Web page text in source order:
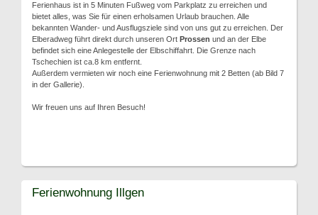
Ferienhaus ist in 5 Minuten Fußweg vom Parkplatz zu erreichen und
bietet alles, was Sie für einen erholsamen Urlaub brauchen. Alle
bekannten Wander- und Ausflugsziele sind von uns gut zu erreichen. Der
Elberadweg führt direkt durch unseren Ort Prossen und an der Elbe
befindet sich eine Anlegestelle der Elbschiffahrt. Die Grenze nach
Tschechien ist ca.8 km entfernt.
Außerdem vermieten wir noch eine Ferienwohnung mit 2 Betten (ab Bild 7
in der Gallerie).
Wir freuen uns auf Ihren Besuch!
Ferienwohnung Illgen